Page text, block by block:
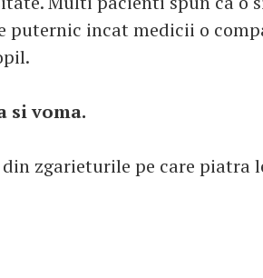
incat medicii o
si voma.
zgarieturile pe care piatra